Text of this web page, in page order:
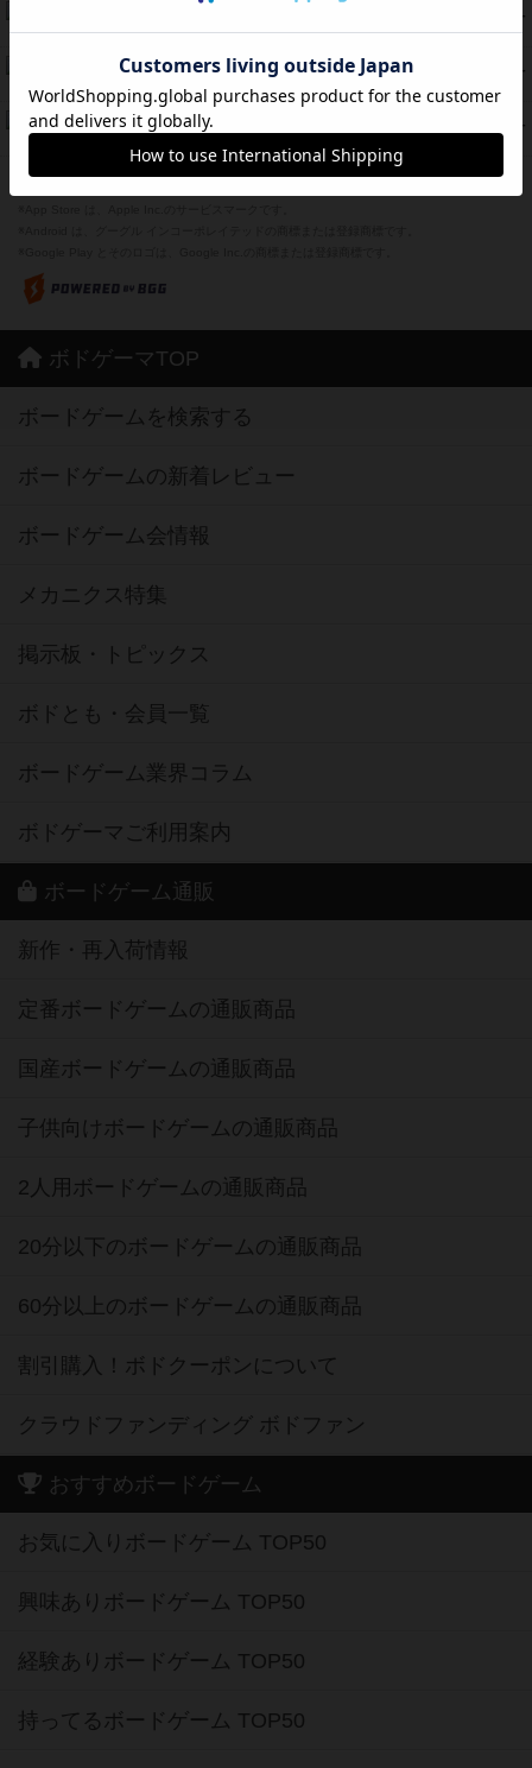
PT
紹介文あり 1件の投稿
PT
Bitter End ブタペスト救出作戦
42 PT
ドコジャン
ボドゲーマTOP
ボードゲームを検索する
ボードゲームの新着レビュー
ボードゲーム会情報
メカニクス特集
掲示板・トピックス
ボドとも・会員一覧
ボードゲーム業界コラム
ボドゲーマご利用案内
ボードゲーム通販
新作・再入荷情報
定番ボードゲームの通販商品
国産ボードゲームの通販商品
子供向けボードゲームの通販商品
2人用ボードゲームの通販商品
20分以下のボードゲームの通販商品
60分以上のボードゲームの通販商品
割引購入！ボドクーポンについて
クラウドファンディング ボドファン
おすすめボードゲーム
お気に入りボードゲーム TOP50
興味ありボードゲーム TOP50
経験ありボードゲーム TOP50
持ってるボードゲーム TOP50